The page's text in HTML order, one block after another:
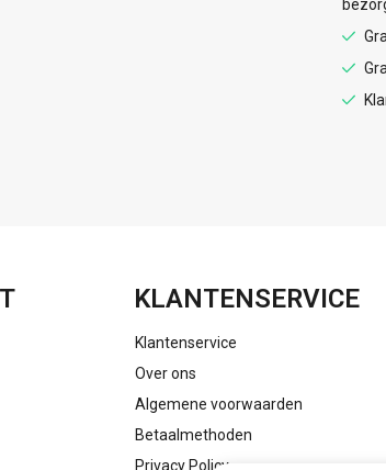
KLANTENSERVICE
Klantenservice
Over ons
Algemene voorwaarden
Betaalmethoden
Privacy Policy